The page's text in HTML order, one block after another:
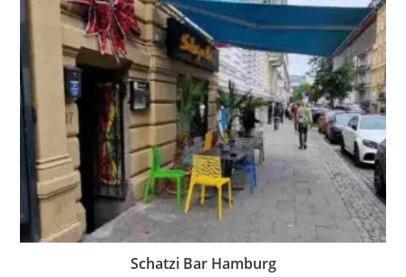
Schatzi Bar Hamburg